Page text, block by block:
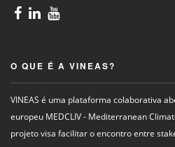
O QUE É A VINEAS?
VINEAS é uma plataforma colaborativa
europeu MEDCLIV - Mediterranean
projeto visa facilitar o encontro entre